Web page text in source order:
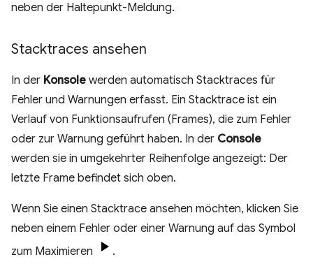
neben der Haltepunkt-Meldung.
Stacktraces ansehen
In der Konsole werden automatisch Stacktraces für
Fehler und Warnungen erfasst. Ein Stacktrace ist ein
Verlauf von Funktionsaufrufen (Frames), die zum Fehler
oder zur Warnung geführt haben. In der Console
werden sie in umgekehrter Reihenfolge angezeigt: Der
letzte Frame befindet sich oben.
Wenn Sie einen Stacktrace ansehen möchten, klicken Sie
neben einem Fehler oder einer Warnung auf das Symbol
zum Maximieren
.